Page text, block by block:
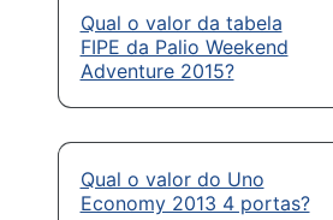
Qual o valor da tabela
FIPE da Palio Weekend
Adventure 2015?
Qual o valor do Uno
Economy 2013 4 portas?